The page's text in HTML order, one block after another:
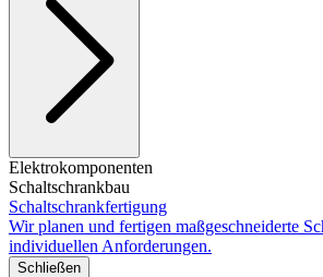
Elektrokomponenten
Schaltschrankbau
Schaltschrankfertigung
Wir planen und fertigen maßgeschneiderte
individuellen Anforderungen.
Schließen